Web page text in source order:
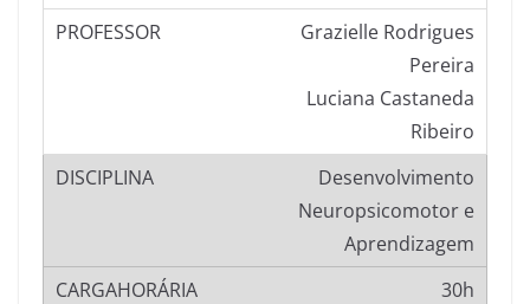
Grazielle Rodrigues
Pereira
Luciana Castaneda
Ribeiro
Desenvolvimento
Neuropsicomotor e
Aprendizagem
30h